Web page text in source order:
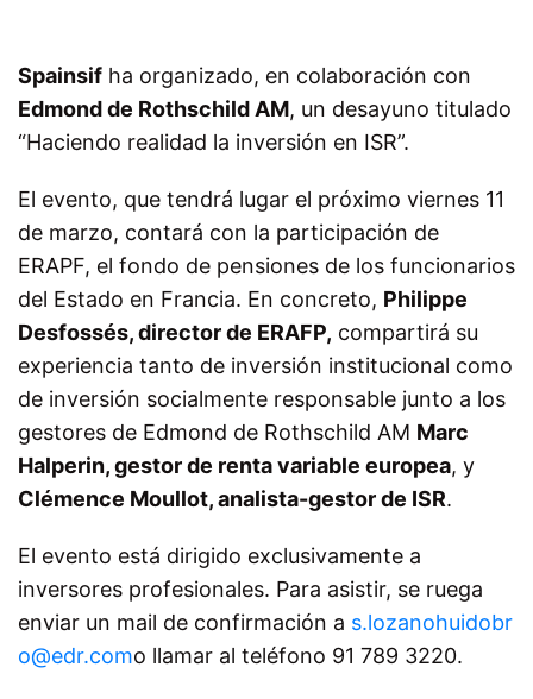
Spainsif ha organizado, en colaboración con
Edmond de Rothschild AM, un desayuno titulado
“Haciendo realidad la inversión en ISR”.
El evento, que tendrá lugar el próximo viernes 11
de marzo, contará con la participación de
ERAPF, el fondo de pensiones de los funcionarios
del Estado en Francia. En concreto, Philippe
Desfossés, director de ERAFP, compartirá su
experiencia tanto de inversión institucional como
de inversión socialmente responsable junto a los
gestores de Edmond de Rothschild AM Marc
Halperin, gestor de renta variable europea, y
Clémence Moullot, analista-gestor de ISR.
El evento está dirigido exclusivamente a
inversores profesionales. Para asistir, se ruega
enviar un mail de confirmación a s.lozanohuidobr
o@edr.como llamar al teléfono 91 789 3220.